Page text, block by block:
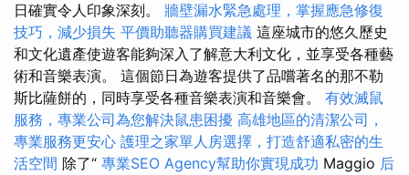
日確實令人印象深刻。 牆壁漏水緊急處理，掌握應急修復
技巧，減少損失 平價助聽器購買建議 這座城市的悠久歷史
和文化遺產使遊客能夠深入了解意大利文化，並享受各種藝
術和音樂表演。 這個節日為遊客提供了品嚐著名的那不勒
斯比薩餅的，同時享受各種音樂表演和音樂會。 有效滅鼠
服務，專業公司為您解決鼠患困擾 高雄地區的清潔公司，
專業服務更安心 護理之家單人房選擇，打造舒適私密的生
活空間 除了“ 專業SEO Agency幫助你實現成功 Maggio 后